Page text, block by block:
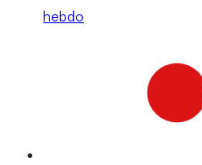
hebdo